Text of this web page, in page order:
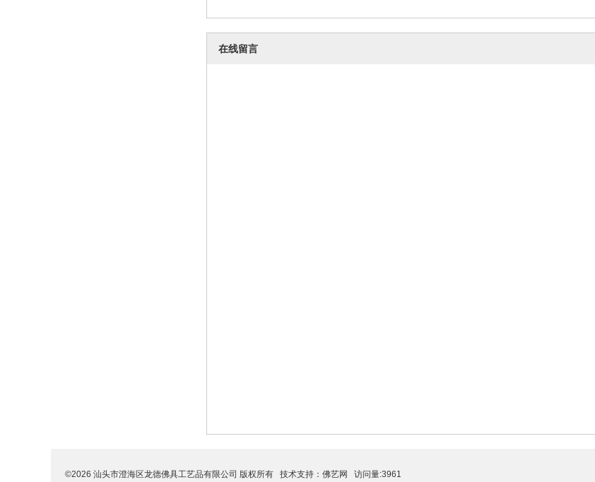
在线留言
©2026 汕头市澄海区龙德佛具工艺品有限公司 版权所有 技术支持： 佛艺网 访问量:3961